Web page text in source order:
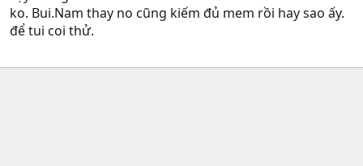
ko. Bui.Nam thay no cũng kiếm đủ mem rồi hay sao ấy.
để tui coi thử.